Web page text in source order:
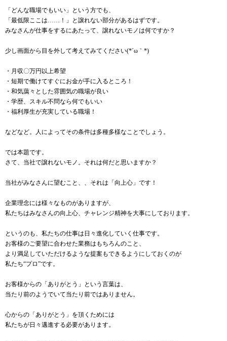
「どんな職場でもいい」という方でも、
「最低限ここは……！」と譲れない部分があるはずです。
みなさんが仕事をするにあたって、譲れないモノは何ですか？
少し画面から目を外して考えてみてください(*´ω｀*)
・月収〇万円以上希望
・短期で働けてすぐにお金が手に入るところ！
・和気藹々とした雰囲気の職場が良い
・学歴、スキル不問なら何でもいい
・福利厚生が充実している職場！
などなど。人によってその条件は多種多様なことでしょう。
では本題です。
さて、当社で譲れないモノ。それは何だと思いますか？
当社がみなさんに望むこと、、それは「向上心」です！
企業理念には様々なものがありますが、
私たちはみなさんの向上心、チャレンジ精神を大事にしております。
というのも、私たちの仕事は日々進化していく仕事です。
お客様のご要望に合わせた業務はもちろんのこと、
より満足していただけるような提案もできるようにしておくのが
私たち“プロ”です。
お客様からの「ありがとう」という言葉は、
当たり前のようでいて当たり前ではありません。
心からの「ありがとう」を頂くためには
私たちが日々邁進する必要があります。